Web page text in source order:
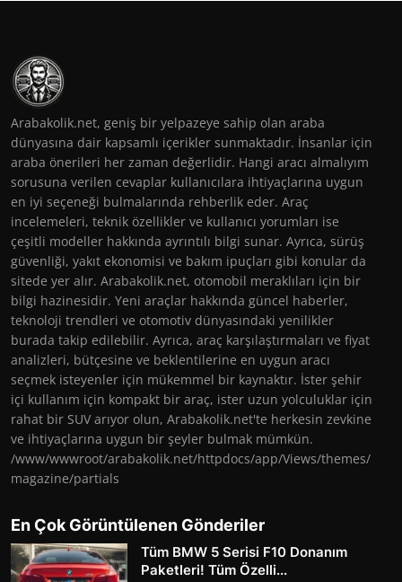
Arabakolik.net, geniş bir yelpazeye sahip olan araba
dünyasına dair kapsamlı içerikler sunmaktadır. İnsanlar için
araba önerileri her zaman değerlidir. Hangi aracı almalıyım
sorusuna verilen cevaplar kullanıcılara ihtiyaçlarına uygun
en iyi seçeneği bulmalarında rehberlik eder. Araç
incelemeleri, teknik özellikler ve kullanıcı yorumları ise
çeşitli modeller hakkında ayrıntılı bilgi sunar. Ayrıca, sürüş
güvenliği, yakıt ekonomisi ve bakım ipuçları gibi konular da
sitede yer alır. Arabakolik.net, otomobil meraklıları için bir
bilgi hazinesidir. Yeni araçlar hakkında güncel haberler,
teknoloji trendleri ve otomotiv dünyasındaki yenilikler
burada takip edilebilir. Ayrıca, araç karşılaştırmaları ve fiyat
analizleri, bütçesine ve beklentilerine en uygun aracı
seçmek isteyenler için mükemmel bir kaynaktır. İster şehir
içi kullanım için kompakt bir araç, ister uzun yolculuklar için
rahat bir SUV arıyor olun, Arabakolik.net'te herkesin zevkine
ve ihtiyaçlarına uygun bir şeyler bulmak mümkün.
/www/wwwroot/arabakolik.net/httpdocs/app/Views/themes/
magazine/partials
En Çok Görüntülenen Gönderiler
Tüm BMW 5 Serisi F10 Donanım
Paketleri! Tüm Özelli...